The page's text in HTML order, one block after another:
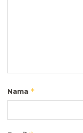
Nama *